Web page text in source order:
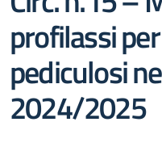
profilassi
pediculosi
2024/2025